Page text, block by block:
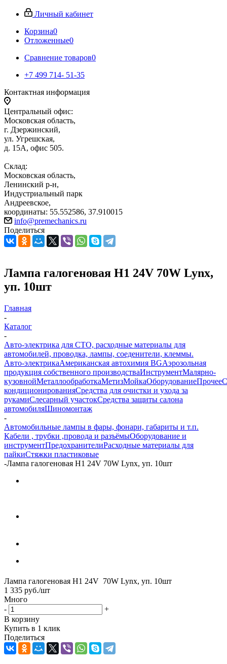
Личный кабинет
Корзина0
Отложенные0
Сравнение товаров0
+7 499 714- 51-35
Контактная информация
Центральный офис:
Московская область,
г. Дзержинский,
ул. Угрешская,
д. 15А, офис 505.
Склад:
Московская область,
Ленинский р-н,
Индустриальный парк
Андреевское,
координаты: 55.552586, 37.910015
info@premechanics.ru
Поделиться
Лампа галогеновая Н1 24V 70W Lynx,
уп. 10шт
Главная
-
Каталог
-
Авто-электрика для СТО, расходные материалы для
автомобилей, проводка, лампы, соеденители, клеммы.
Авто-электрикаАмериканская автохимия BGАэрозольная
продукция собственного производстваИнструментМалярно-
кузовнойМеталлообработкаМетизМойкаОборудованиеПрочее
кондиционированияСредства для очистки и ухода за
рукамиСлесарный участокСредства защиты салона
автомобиляШиномонтаж
-
Автомобильные лампы в фары, фонари, габариты и т.п.
Кабели , трубки ,провода и разъёмыОборудование и
инструментПредохранителиРасходные материалы для
пайкиСтяжки пластиковые
-Лампа галогеновая Н1 24V 70W Lynx, уп. 10шт
Лампа галогеновая Н1 24V 70W Lynx, уп. 10шт
1 335 руб./шт
Много
-
+
В корзину
Купить в 1 клик
Поделиться